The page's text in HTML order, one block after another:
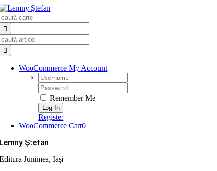
Skip
to
content
WooCommerce My Account
Username:
Password:
Remember Me
Register
WooCommerce Cart0
Lemny Ştefan
Editura Junimea, Iași